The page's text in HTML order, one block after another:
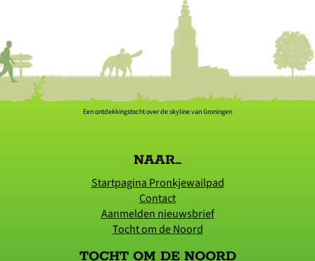
Een ontdekkingstocht over de skyline van Groningen
NAAR...
Startpagina Pronkjewailpad
Contact
Aanmelden nieuwsbrief
Tocht om de Noord
TOCHT OM DE NOORD